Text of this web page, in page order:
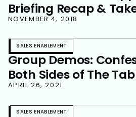
Briefing Recap &
NOVEMBER 4, 2018
SALES ENABLEMENT
Group Demos:
Both Sides of The
APRIL 26, 2021
SALES ENABLEMENT